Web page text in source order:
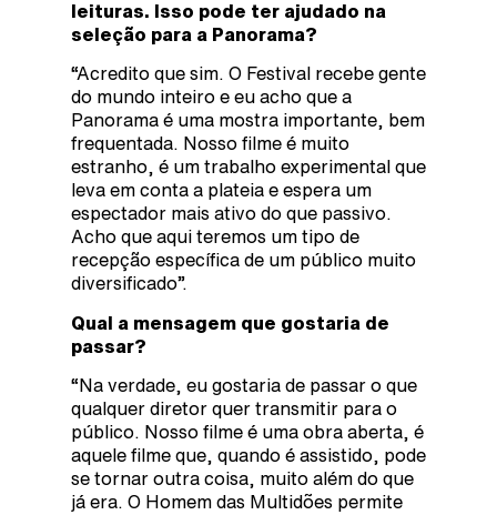
leituras. Isso pode ter ajudado na
seleção para a Panorama?
“Acredito que sim. O Festival recebe gente
do mundo inteiro e eu acho que a
Panorama é uma mostra importante, bem
frequentada. Nosso filme é muito
estranho, é um trabalho experimental que
leva em conta a plateia e espera um
espectador mais ativo do que passivo.
Acho que aqui teremos um tipo de
recepção específica de um público muito
diversificado”.
Qual a mensagem que gostaria de
passar?
“Na verdade, eu gostaria de passar o que
qualquer diretor quer transmitir para o
público. Nosso filme é uma obra aberta, é
aquele filme que, quando é assistido, pode
se tornar outra coisa, muito além do que
já era. O Homem das Multidões permite